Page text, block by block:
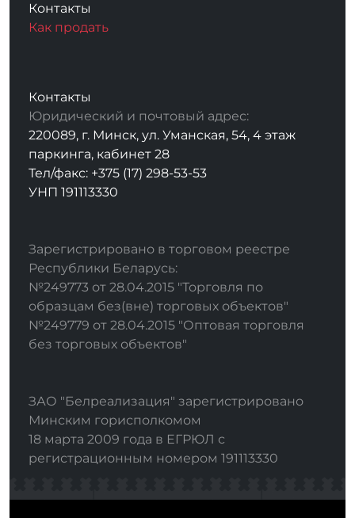
Контакты
Как продать
Контакты
Юридический и почтовый адрес:
220089, г. Минск, ул. Уманская, 54, 4 этаж
паркинга, кабинет 28
Тел/факс: +375 (17) 298-53-53
УНП 191113330
Зарегистрировано в торговом реестре
Республики Беларусь:
№249773 от 28.04.2015 "Торговля по
образцам без(вне) торговых объектов"
№249779 от 28.04.2015 "Оптовая торговля
без торговых объектов"
ЗАО "Белреализация" зарегистрировано
Минским горисполкомом
18 марта 2009 года в ЕГРЮЛ с
регистрационным номером 191113330